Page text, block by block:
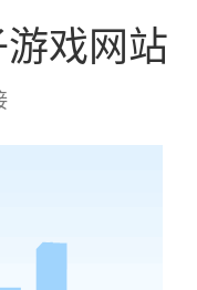
戏网站